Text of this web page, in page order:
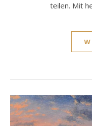
teilen. Mit